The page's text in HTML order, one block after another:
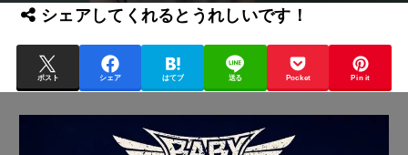
シェアしてくれるとうれしいです！
ポスト シェア はてブ 送る Pocket Pin it